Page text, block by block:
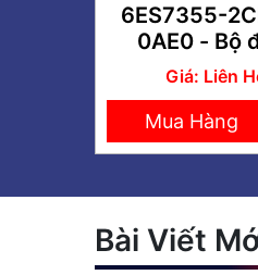
6ES7355-
0AE0 - Bộ
khiển nhiệt
355-2 C
S7-300
Giá: Liên
Mua Hàng
Bài Viết